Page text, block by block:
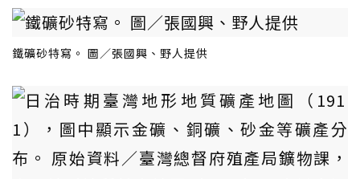
鐵礦砂特寫。 圖／張國興、野人提供